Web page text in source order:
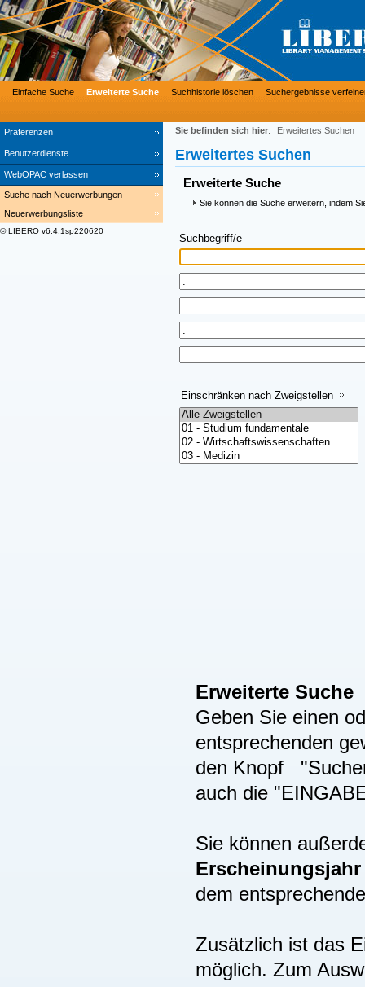
Präferenzen
Benutzerdienste
WebOPAC verlassen
Einfache Suche Erweiterte Suche Suchhistorie löschen Suchergebnisse
Suche nach Neuerwerbungen
Neuerwerbungsliste
© LIBERO v6.4.1sp220620
Sie befinden sich hier: Erweitertes Suchen
Erweitertes Suchen
Erweiterte Suche
Sie können die Suche erweitern, indem
Suchbegriff/e
Einschränken nach Zweigstellen
Erweiterte Suche
Geben Sie einen
entsprechenden
den Knopf
auch die
Sie können
dem
Zusätzlich ist das
möglich. Zum